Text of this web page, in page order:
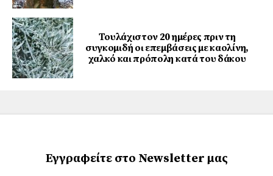
Τουλάχιστον 20 ημέρες πριν τη
συγκομιδή οι επεμβάσεις με καολίνη,
χαλκό και πρόπολη κατά του δάκου
Εγγραφείτε στο Newsletter μας